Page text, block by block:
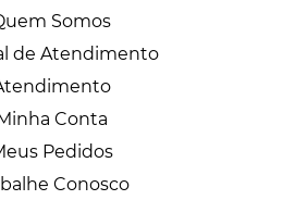
Somos
de Atendimento
Conta
Pedidos
Conosco